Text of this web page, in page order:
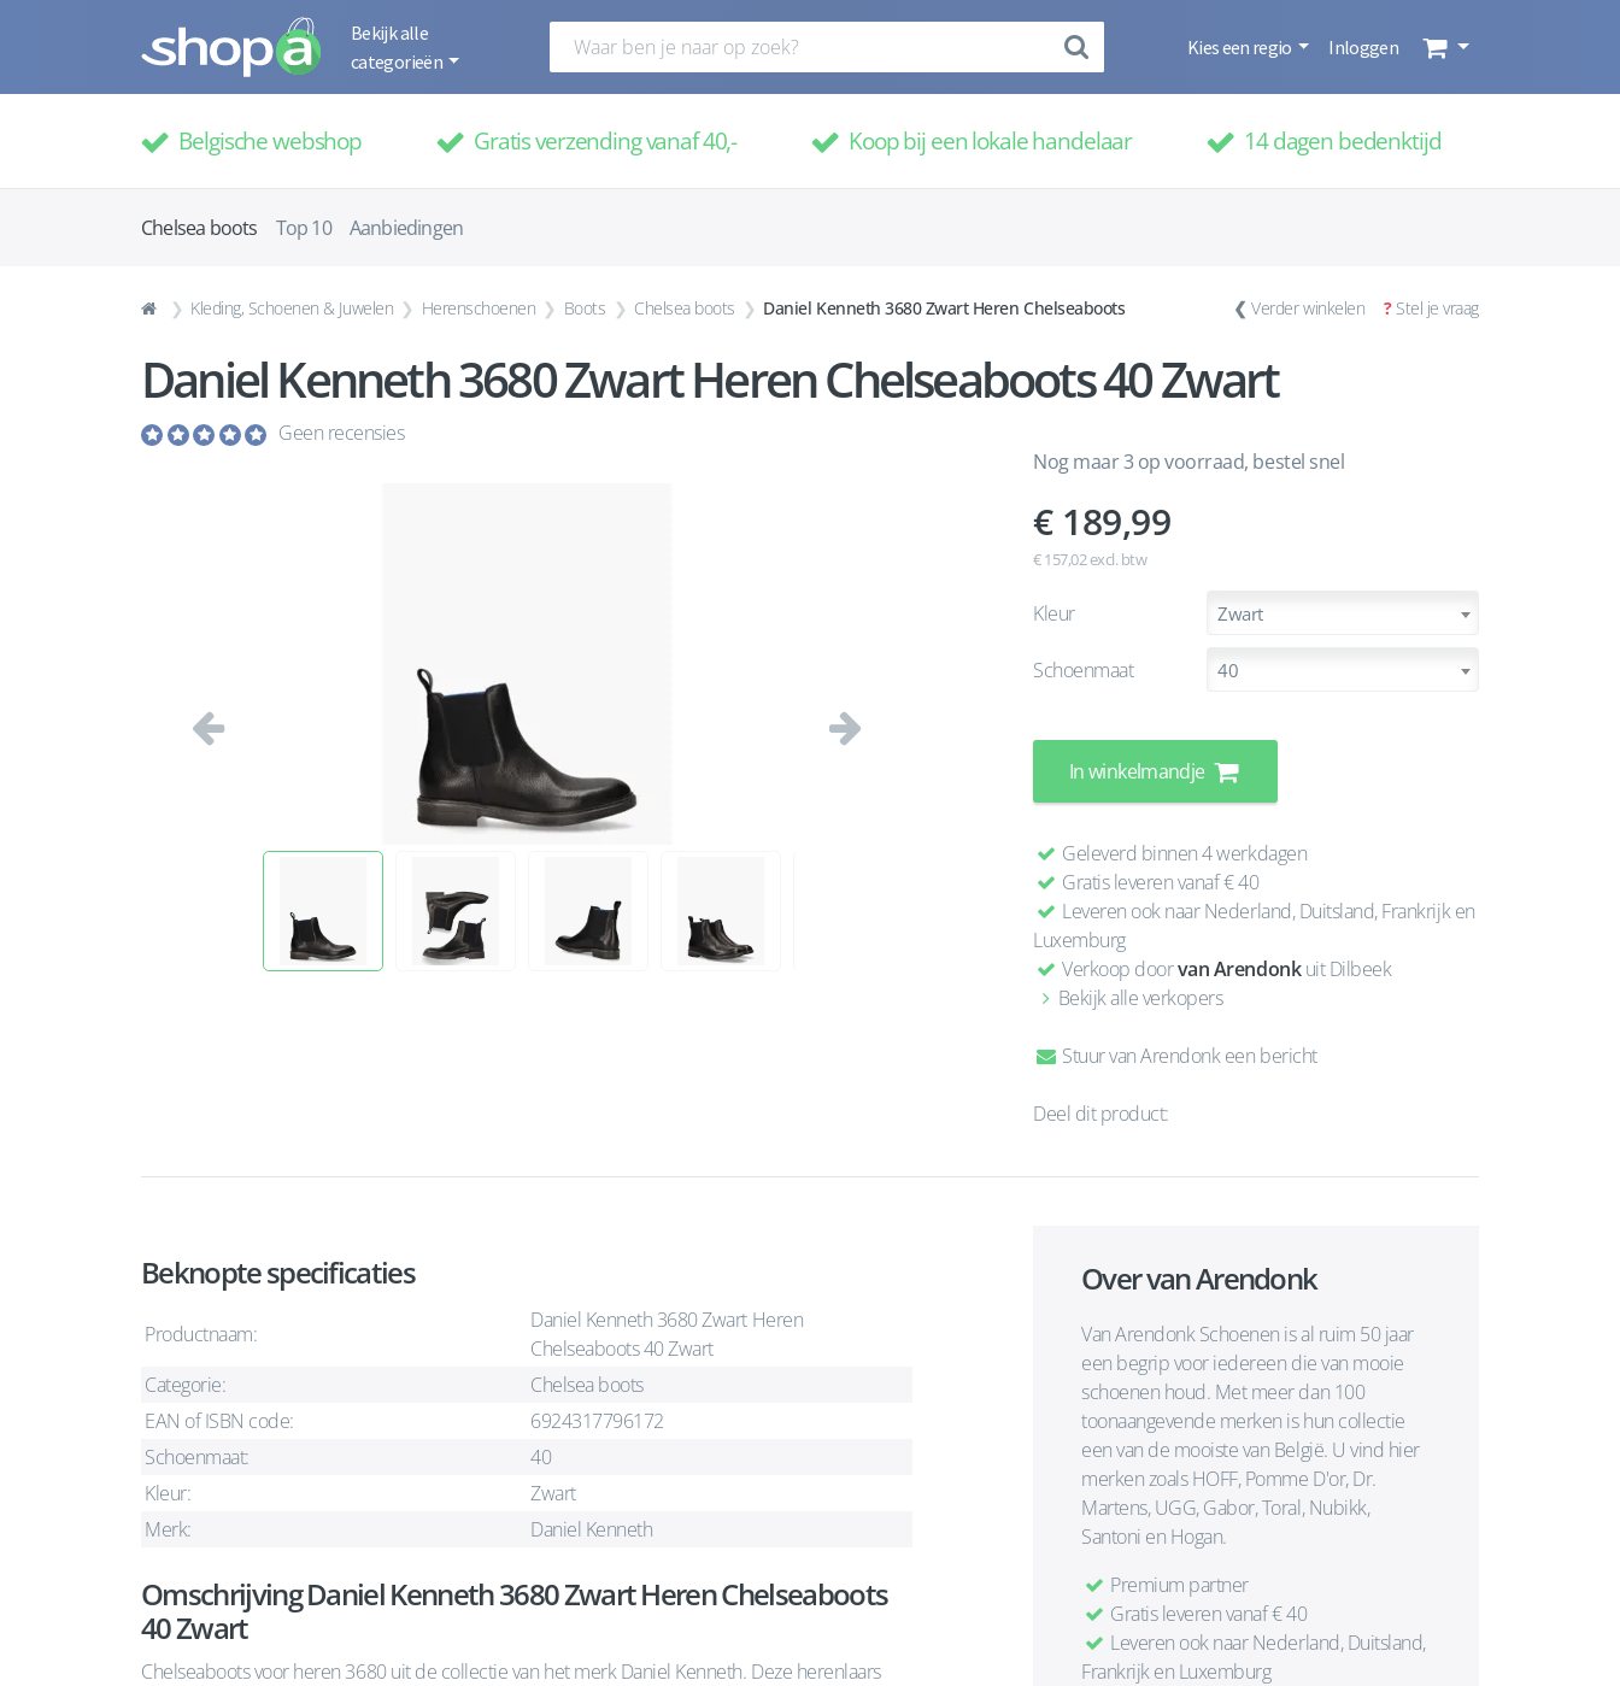
Bekijk alle
categorieën
Kies een regio Inloggen
Belgische webshop Gratis verzending vanaf 40,- Koop bij een lokale handelaar 14 dagen bedenktijd
Chelsea boots Top 10 Aanbiedingen
Kleding, Schoenen & Juwelen Herenschoenen Boots Chelsea boots Daniel Kenneth 3680 Zwart Heren Chelseaboots ❮ Verder winkelen ? Stel je vraag
Daniel Kenneth 3680 Zwart Heren Chelseaboots 40 Zwart
Geen recensies
Vorige Volgende
Nog maar 3 op voorraad, bestel snel
189,99
€ 157,02 excl. btw
Kleur Zwart
Schoenmaat 40
In winkelmandje
Geleverd binnen 4 werkdagen
Gratis leveren vanaf € 40
Leveren ook naar Nederland, Duitsland, Frankrijk en
Luxemburg
Verkoop doorvan Arendonkuit Dilbeek
Bekijk alle verkopers
Stuur van Arendonk een bericht
Deel dit product:
Beknopte specificaties
Productnaam:
Daniel Kenneth 3680 Zwart Heren
Chelseaboots 40 Zwart
Categorie:
Chelsea boots
EAN of ISBN code:
6924317796172
Schoenmaat:
40
Kleur:
Zwart
Merk:
Daniel Kenneth
Omschrijving Daniel Kenneth 3680 Zwart Heren Chelseaboots
40 Zwart
Chelseaboots voor heren 3680 uit de collectie van het merk Daniel Kenneth. Deze herenlaars
Over van Arendonk
Van Arendonk Schoenen is al ruim 50 jaar
een begrip voor iedereen die van mooie
schoenen houd. Met meer dan 100
toonaangevende merken is hun collectie
een van de mooiste van België. U vind hier
merken zoals HOFF, Pomme D'or, Dr.
Martens, UGG, Gabor, Toral, Nubikk,
Santoni en Hogan.
Premium partner
Gratis leveren vanaf € 40
Leveren ook naar Nederland, Duitsland,
Frankrijk en Luxemburg